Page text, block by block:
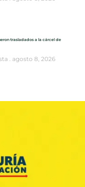
trasladados a la cárcel de
agosto 8, 2026